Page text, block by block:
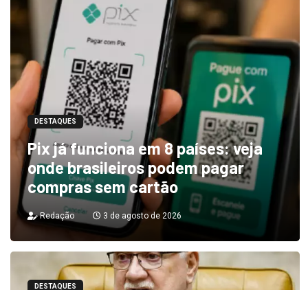
DESTAQUES
Pix já funciona em 8 países: veja
onde brasileiros podem pagar
compras sem cartão
Redação 3 de agosto de 2026
DESTAQUES